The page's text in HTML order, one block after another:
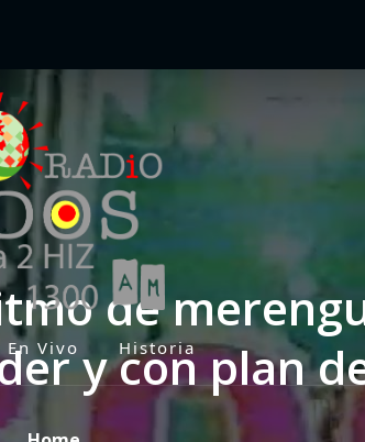
En Vivo Historia
de
y con plan